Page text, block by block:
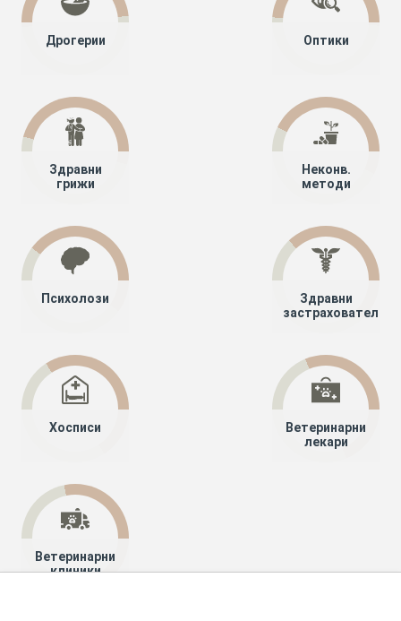
Дрогерии Оптики
Здравни
грижи
Неконв.
методи
Психолози
Здравни
застрахователи
Хосписи
Ветеринарни
лекари
Ветеринарни
клиники